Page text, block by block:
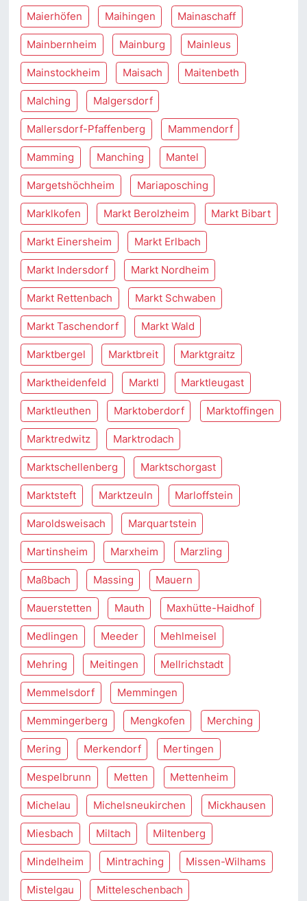
Maierhöfen Maihingen Mainaschaff
Mainbernheim Mainburg Mainleus
Mainstockheim Maisach Maitenbeth
Malching Malgersdorf
Mallersdorf-Pfaffenberg Mammendorf
Mamming Manching Mantel
Margetshöchheim Mariaposching
Marklkofen Markt Berolzheim Markt Bibart
Markt Einersheim Markt Erlbach
Markt Indersdorf Markt Nordheim
Markt Rettenbach Markt Schwaben
Markt Taschendorf Markt Wald
Marktbergel Marktbreit Marktgraitz
Marktheidenfeld Marktl Marktleugast
Marktleuthen Marktoberdorf Marktoffingen
Marktredwitz Marktrodach
Marktschellenberg Marktschorgast
Marktsteft Marktzeuln Marloffstein
Maroldsweisach Marquartstein
Martinsheim Marxheim Marzling
Maßbach Massing Mauern
Mauerstetten Mauth Maxhütte-Haidhof
Medlingen Meeder Mehlmeisel
Mehring Meitingen Mellrichstadt
Memmelsdorf Memmingen
Memmingerberg Mengkofen Merching
Mering Merkendorf Mertingen
Mespelbrunn Metten Mettenheim
Michelau Michelsneukirchen Mickhausen
Miesbach Miltach Miltenberg
Mindelheim Mintraching Missen-Wilhams
Mistelgau Mitteleschenbach